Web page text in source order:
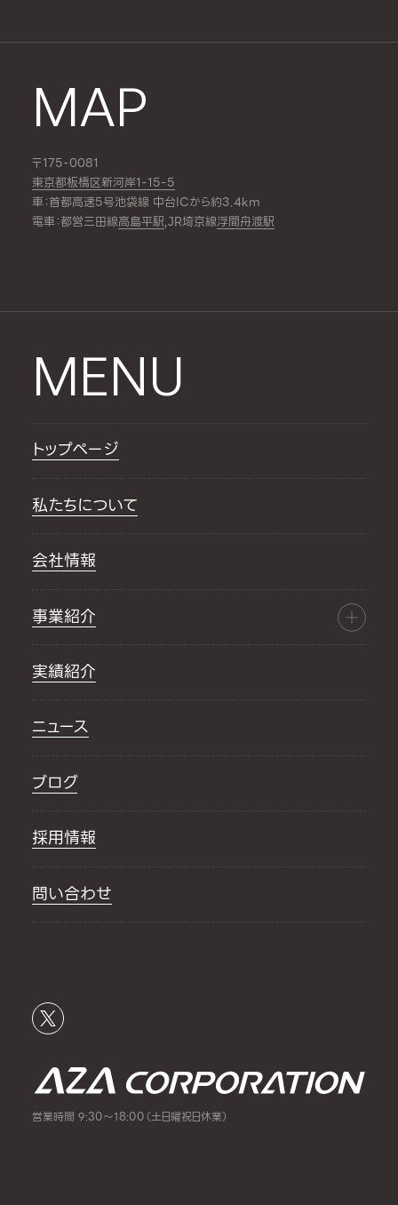
MAP
〒175-0081
東京都板橋区新河岸1-15-5
車：首都高速5号池袋線 中台ICから約3.4km
電車：都営三田線高島平駅,JR埼京線浮間舟渡駅
MENU
トップページ
私たちについて
会社情報
事業紹介
実績紹介
ニュース
ブログ
採用情報
問い合わせ
営業時間 9:30～18:00（土日曜祝日休業）